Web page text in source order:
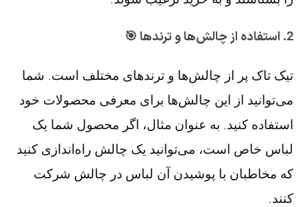
2. استفاده از چالش‌ها و ترندها 🎯
تیک تاک پر از چالش‌ها و ترندهای مختلف است. شما
می‌توانید از این چالش‌ها برای معرفی محصولات خود
استفاده کنید. به عنوان مثال، اگر محصول شما یک
لباس خاص است، می‌توانید یک چالش راه‌اندازی کنید
که مخاطبان با پوشیدن آن لباس در چالش شرکت
کنند.